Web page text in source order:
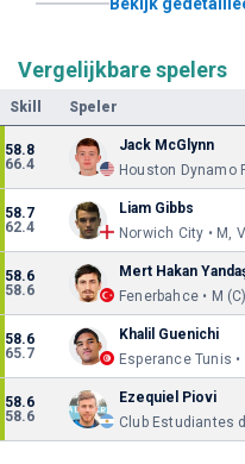
Vergelijkbare spelers
Skill Speler
58.8
66.4
Jack McGlynn
Houston Dynamo
58.7
62.4
Liam Gibbs
Norwich City • M,
58.6
58.6
Mert Hakan
Fenerbahce • M (C)
58.6
65.7
Khalil Guenichi
Esperance Tunis •
58.6
58.6
Ezequiel Piovi
Club Estudiantes